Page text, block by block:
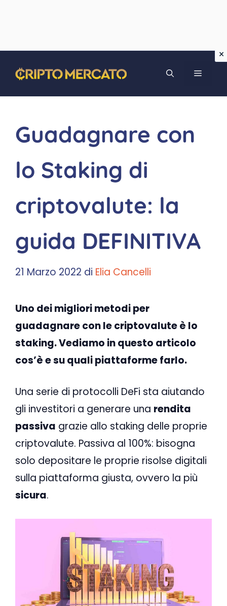
contenuto
MENU
Guadagnare con
lo Staking di
criptovalute: la
guida DEFINITIVA
21 Marzo 2022 di Elia Cancelli
Uno dei migliori metodi per
guadagnare con le criptovalute è lo
staking. Vediamo in questo articolo
cos’è e su quali piattaforme farlo.
Una serie di protocolli DeFi sta aiutando
gli investitori a generare una rendita
passiva grazie allo staking delle proprie
criptovalute. Passiva al 100%: bisogna
solo depositare le proprie risolse digitali
sulla piattaforma giusta, ovvero la più
sicura.